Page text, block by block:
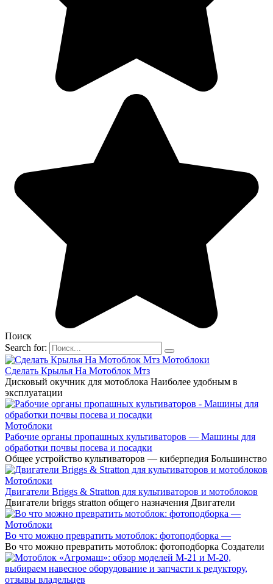
Поиск
Search for:
Мотоблоки
Сделать Крылья На Мотоблок Мтз
Дисковый окучник для мотоблока Наиболее удобным в
эксплуатации
Мотоблоки
Рабочие органы пропашных культиваторов — Машины для
обработки почвы посева и посадки
Общее устройство культиваторов — киберпедия Большинство
Мотоблоки
Двигатели Briggs & Stratton для культиваторов и мотоблоков
Двигатели briggs stratton общего назначения Двигатели
Мотоблоки
Во что можно превратить мотоблок: фотоподборка —
Во что можно превратить мотоблок: фотоподборка Создатели